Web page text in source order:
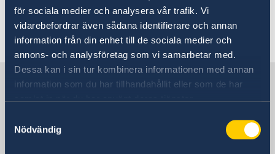
för sociala medier och analysera vår trafik. Vi
vidarebefordrar även sådana identifierare och annan
information från din enhet till de sociala medier och
annons- och analysföretag som vi samarbetar med.
Dessa kan i sin tur kombinera informationen med annan
information som du har tillhandahållit eller som de har
samlat in när du har använt deras tjänster.
Nödvändig
Gifta sig i Belarus
Förnyelse av körkort i Belarus
Pensionsfrågor och levnadsintyg
Reseinformation
Ambassadens reseinformation
Aktuella händelser
Terrorism
Sverige i Republiken Belarus
Sveriges ambassad